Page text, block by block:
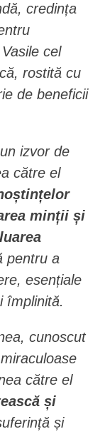
credința
cel
rostită cu
de beneficii
izvor de
către el
minții și
pentru a
esențiale
împlinită.
cunoscut
către el
și
și